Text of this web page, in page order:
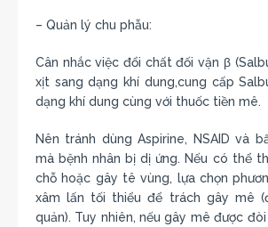
– Quản lý chu phẫu:
Cân nhắc việc đổi chất đối vận β
xịt sang dạng khí dung,cung cấp
dạng khí dung cùng với thuốc tiền mê.
Nên tránh dùng Aspirine, NSAID và
mà bệnh nhân bị dị ứng. Nếu có thể
chỗ hoặc gây tê vùng, lựa chọn
xâm lấn tối thiểu để trách gây mê
quản). Tuy nhiên, nếu gây mê được